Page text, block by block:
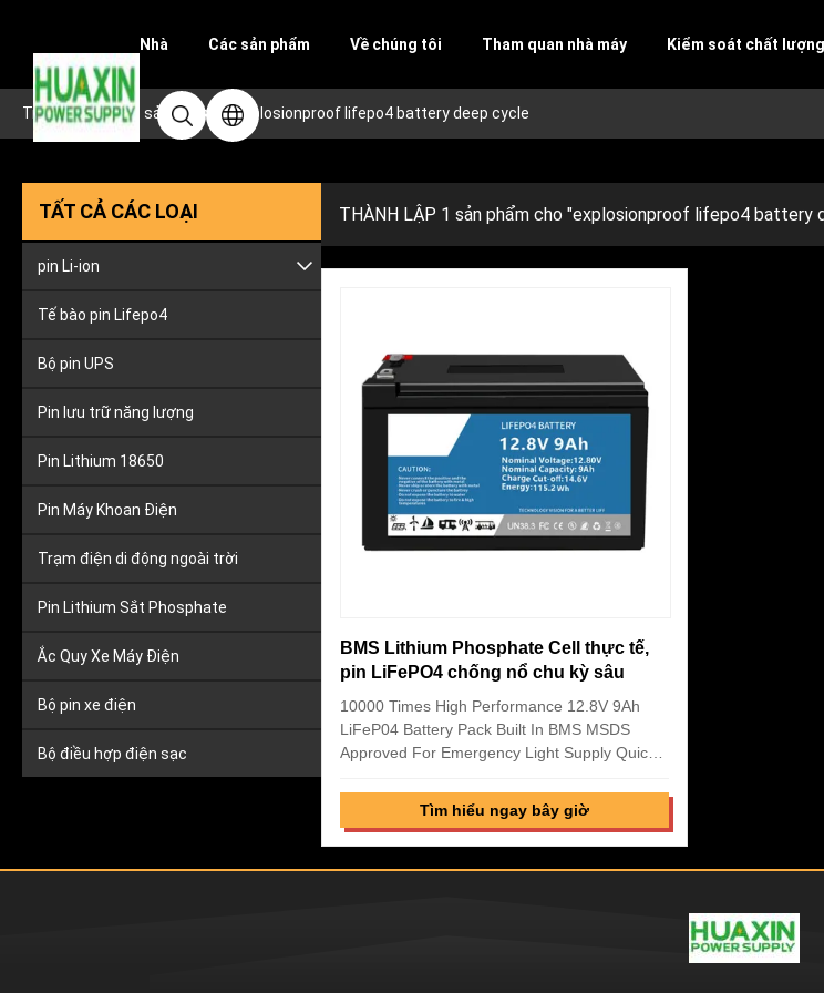
Nhà Các sản phẩm Về chúng tôi Tham quan nhà máy Kiểm soát chất lượng
Trang chủ/các sản phẩm /explosionproof lifepo4 battery deep cycle
TẤT CẢ CÁC LOẠI
pin Li-ion
Ắc quy lithium cho ô tô
Tế bào pin Lifepo4
Bộ pin UPS
Pin lưu trữ năng lượng
Pin Lithium 18650
Pin Máy Khoan Điện
Trạm điện di động ngoài trời
Pin Lithium Sắt Phosphate
Ắc Quy Xe Máy Điện
Bộ pin xe điện
Bộ điều hợp điện sạc
THÀNH LẬP 1 sản phẩm cho "explosionproof lifepo4 battery
BMS Lithium Phosphate Cell thực tế,
pin LiFePO4 chống nổ chu kỳ sâu
10000 Times High Performance 12.8V 9Ah
LiFeP04 Battery Pack Built In BMS MSDS
Approved For Emergency Light Supply Quick
Memory Effect,High Performance Pollution
Free,Pass the Reach Rohs/CE,etc. Great
Factory ...
Tìm hiểu ngay bây giờ